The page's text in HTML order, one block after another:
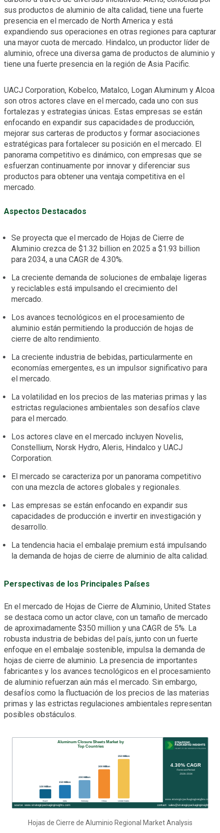
sus productos de aluminio de alta calidad, tiene una fuerte
presencia en el mercado de North America y está
expandiendo sus operaciones en otras regiones para capturar
una mayor cuota de mercado. Hindalco, un productor líder de
aluminio, ofrece una diversa gama de productos de aluminio y
tiene una fuerte presencia en la región de Asia Pacific.
UACJ Corporation, Kobelco, Matalco, Logan Aluminum y Alcoa
son otros actores clave en el mercado, cada uno con sus
fortalezas y estrategias únicas. Estas empresas se están
enfocando en expandir sus capacidades de producción,
mejorar sus carteras de productos y formar asociaciones
estratégicas para fortalecer su posición en el mercado. El
panorama competitivo es dinámico, con empresas que se
esfuerzan continuamente por innovar y diferenciar sus
productos para obtener una ventaja competitiva en el
mercado.
Aspectos Destacados
Se proyecta que el mercado de Hojas de Cierre de
Aluminio crezca de $1.32 billion en 2025 a $1.93 billion
para 2034, a una CAGR de 4.30%.
La creciente demanda de soluciones de embalaje ligeras
y reciclables está impulsando el crecimiento del
mercado.
Los avances tecnológicos en el procesamiento de
aluminio están permitiendo la producción de hojas de
cierre de alto rendimiento.
La creciente industria de bebidas, particularmente en
economías emergentes, es un impulsor significativo para
el mercado.
La volatilidad en los precios de las materias primas y las
estrictas regulaciones ambientales son desafíos clave
para el mercado.
Los actores clave en el mercado incluyen Novelis,
Constellium, Norsk Hydro, Aleris, Hindalco y UACJ
Corporation.
El mercado se caracteriza por un panorama competitivo
con una mezcla de actores globales y regionales.
Las empresas se están enfocando en expandir sus
capacidades de producción e invertir en investigación y
desarrollo.
La tendencia hacia el embalaje premium está impulsando
la demanda de hojas de cierre de aluminio de alta calidad.
Perspectivas de los Principales Países
En el mercado de Hojas de Cierre de Aluminio, United States
se destaca como un actor clave, con un tamaño de mercado
de aproximadamente $350 million y una CAGR de 5%. La
robusta industria de bebidas del país, junto con un fuerte
enfoque en el embalaje sostenible, impulsa la demanda de
hojas de cierre de aluminio. La presencia de importantes
fabricantes y los avances tecnológicos en el procesamiento
de aluminio refuerzan aún más el mercado. Sin embargo,
desafíos como la fluctuación de los precios de las materias
primas y las estrictas regulaciones ambientales representan
posibles obstáculos.
Hojas de Cierre de Aluminio Regional Market Analysis